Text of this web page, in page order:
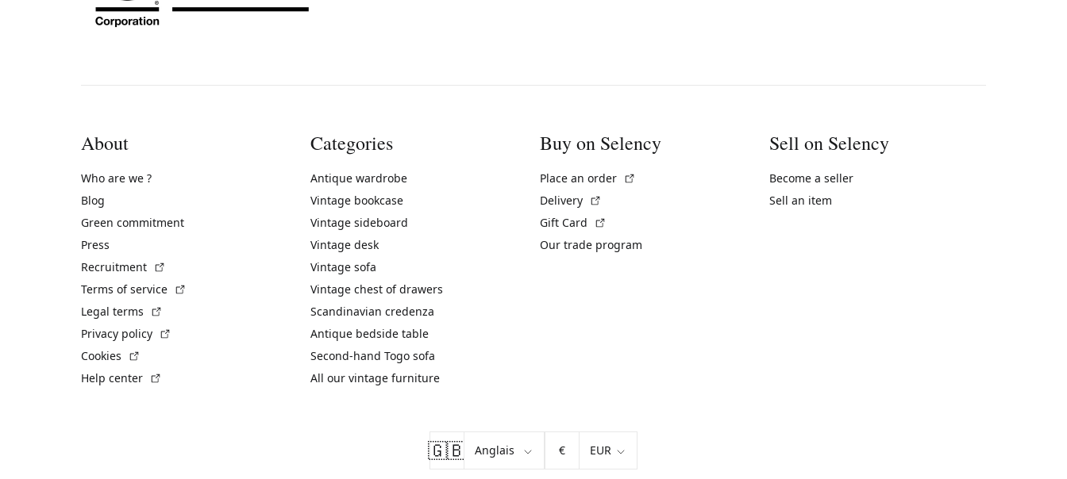
About
Who are we ?
Blog
Green commitment
Press
Recruitment
Terms of service
Legal terms
Privacy policy
Cookies
Help center
Categories
Antique wardrobe
Vintage bookcase
Vintage sideboard
Vintage desk
Vintage sofa
Vintage chest of drawers
Scandinavian credenza
Antique bedside table
Second-hand Togo sofa
All our vintage furniture
Buy on Selency
Place an order
Delivery
Gift Card
Our trade program
Sell on Selency
Become a seller
Sell an item
🇬🇧 €